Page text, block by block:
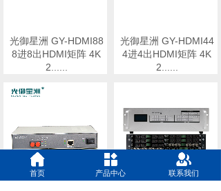
光御星洲 GY-HDMI88
8进8出HDMI矩阵 4K
2......
光御星洲 GY-HDMI44
4进4出HDMI矩阵 4K
2......
首页 产品中心 联系我们